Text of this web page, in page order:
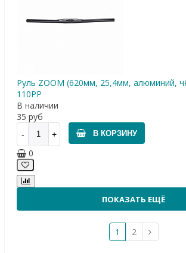
Руль ZOOM (620мм, 25,4мм, алюминий,
110PP
В наличии
35 руб
В КОРЗИНУ
0
ПОКАЗАТЬ ЕЩЁ
1 2